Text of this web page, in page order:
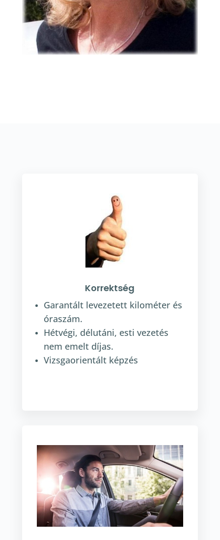
Korrektség
Garantált levezetett kilométer és
óraszám.
Hétvégi, délutáni, esti vezetés
nem emelt díjas.
Vizsgaorientált képzés